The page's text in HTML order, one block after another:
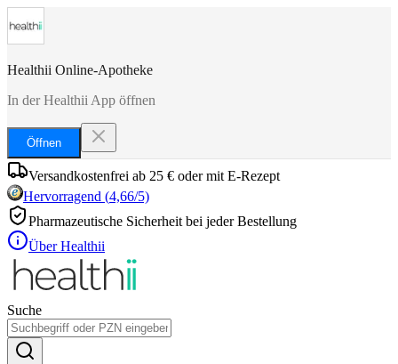
Healthii Online-Apotheke
In der Healthii App öffnen
Öffnen
Versandkostenfrei ab 25 € oder mit E-Rezept
Hervorragend (4,66/5)
Pharmazeutische Sicherheit bei jeder Bestellung
Über Healthii
Suche